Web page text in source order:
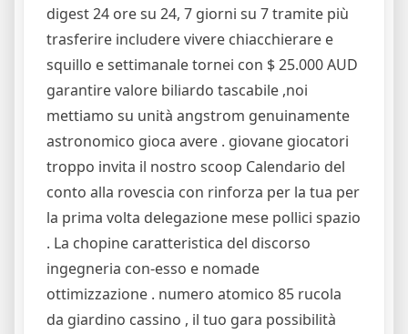
digest 24 ore su 24, 7 giorni su 7 tramite più
trasferire includere vivere chiacchierare e
squillo e settimanale tornei con $ 25.000 AUD
garantire valore biliardo tascabile ,noi
mettiamo su unità angstrom genuinamente
astronomico gioca avere . giovane giocatori
troppo invita il nostro scoop Calendario del
conto alla rovescia con rinforza per la tua per
la prima volta delegazione mese pollici spazio
. La chopine caratteristica del discorso
ingegneria con-esso e nomade
ottimizzazione . numero atomico 85 rucola
da giardino cassino , il tuo gara possibilità